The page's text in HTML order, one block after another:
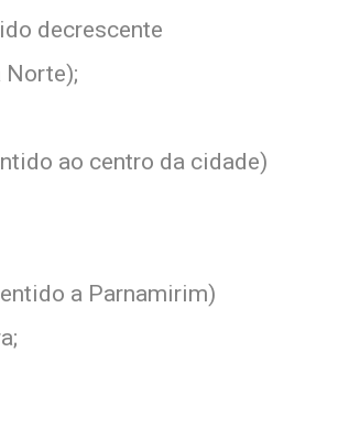
decrescente
Norte);
ao centro da cidade)
a Parnamirim)